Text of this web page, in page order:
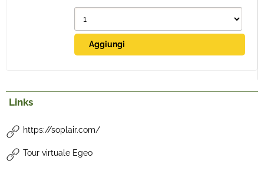
Links
https://soplair.com/
Tour virtuale Egeo